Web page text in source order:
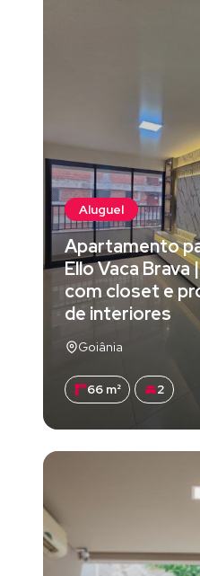
Aluguel
Apartamento
Ello Vaca
com closet e
de interiores
Goiânia
66 m² 2